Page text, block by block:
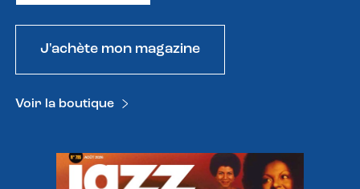
J'achète mon magazine
Voir la boutique